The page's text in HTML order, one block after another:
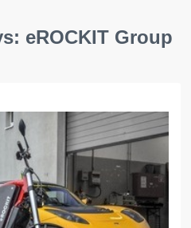
eROCKIT Group